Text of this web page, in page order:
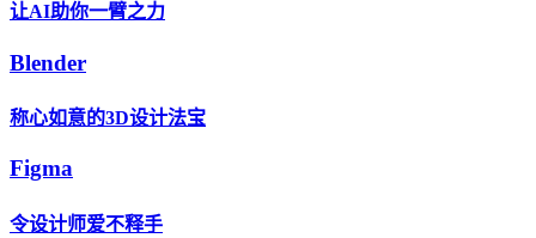
让AI助你一臂之力
Blender
称心如意的3D设计法宝
Figma
令设计师爱不释手